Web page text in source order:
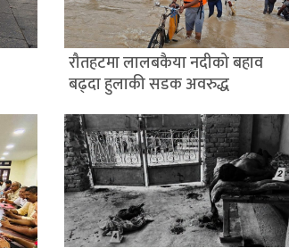
रौतहटमा लालबकैया नदीको बहाव
बढ्दा हुलाकी सडक अवरुद्ध